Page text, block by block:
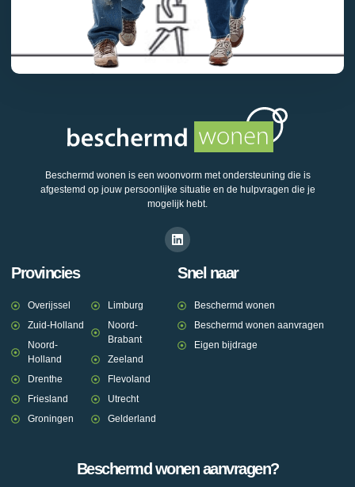
Beschermd wonen is een woonvorm met ondersteuning die is
afgestemd op jouw persoonlijke situatie en de hulpvragen die je
mogelijk hebt.
Provincies
Overijssel
Zuid-Holland
Noord-
Holland
Drenthe
Friesland
Groningen
Limburg
Noord-
Brabant
Zeeland
Flevoland
Utrecht
Gelderland
Snel naar
Beschermd wonen
Beschermd wonen aanvragen
Eigen bijdrage
Beschermd wonen aanvragen?